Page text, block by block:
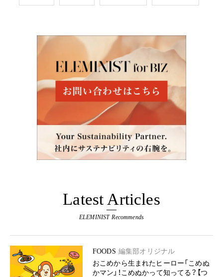
Latest Articles
ELEMINIST Recommends
FOODS 編集部オリジナル
おこめから生まれたヒーロー「こめぬ
かマン」！こめぬかって知ってる？【つ